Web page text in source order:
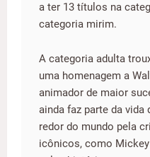
a ter 13 títulos na
categoria mirim.
A categoria adulta
uma homenagem a
animador de maior
ainda faz parte da
redor do mundo pela
icônicos, como